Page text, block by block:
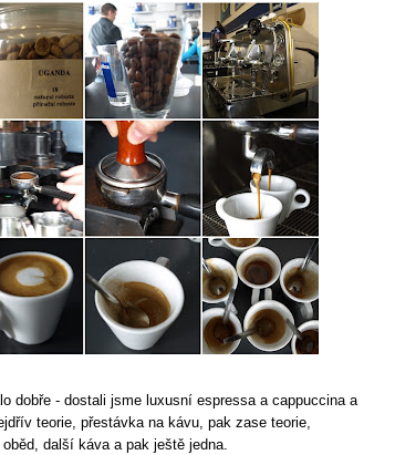
dobře - dostali jsme luxusní espressa a cappuccina a
teorie, přestávka na kávu, pak zase teorie,
další káva a pak ještě jedna.